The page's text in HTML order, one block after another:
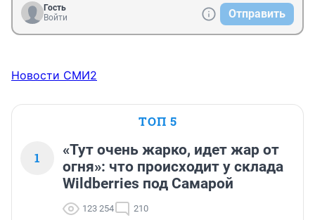
Гость
Войти
Отправить
Новости СМИ2
ТОП 5
1
«Тут очень жарко, идет жар от
огня»: что происходит у склада
Wildberries под Самарой
123 254 210